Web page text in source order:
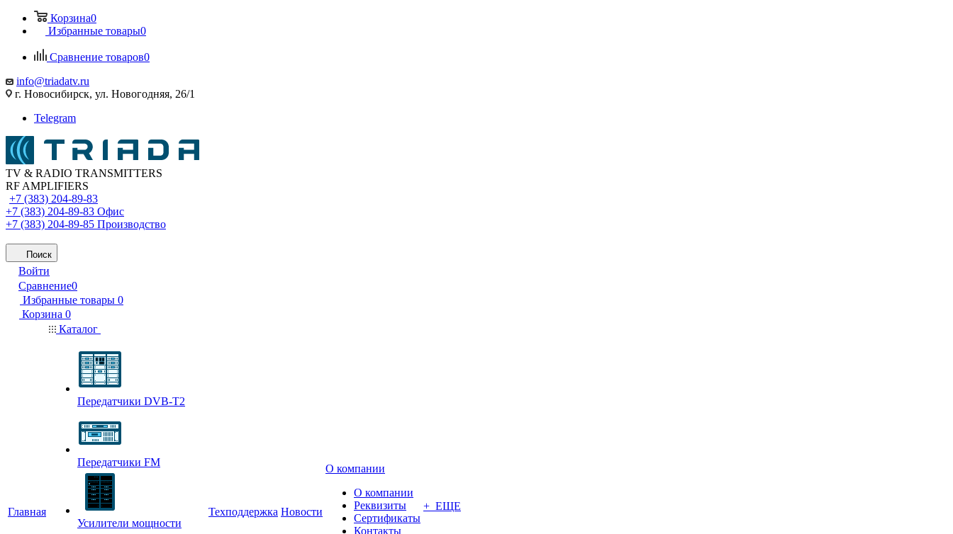
Корзина0
Избранные товары0
Сравнение товаров0
info@triadatv.ru
г. Новосибирск, ул. Новогодняя, 26/1
Telegram
TV & RADIO TRANSMITTERS
RF AMPLIFIERS
+7 (383) 204-89-83
+7 (383) 204-89-83 Офис
+7 (383) 204-89-85 Производство
Поиск
Войти
Сравнение0
Избранные товары 0
Корзина 0
Главная
Каталог
Передатчики DVB-T2
Передатчики FM
Усилители мощности
Техподдержка Новости
О компании
О компании
Реквизиты
Сертификаты
Контакты
+ ЕЩЕ